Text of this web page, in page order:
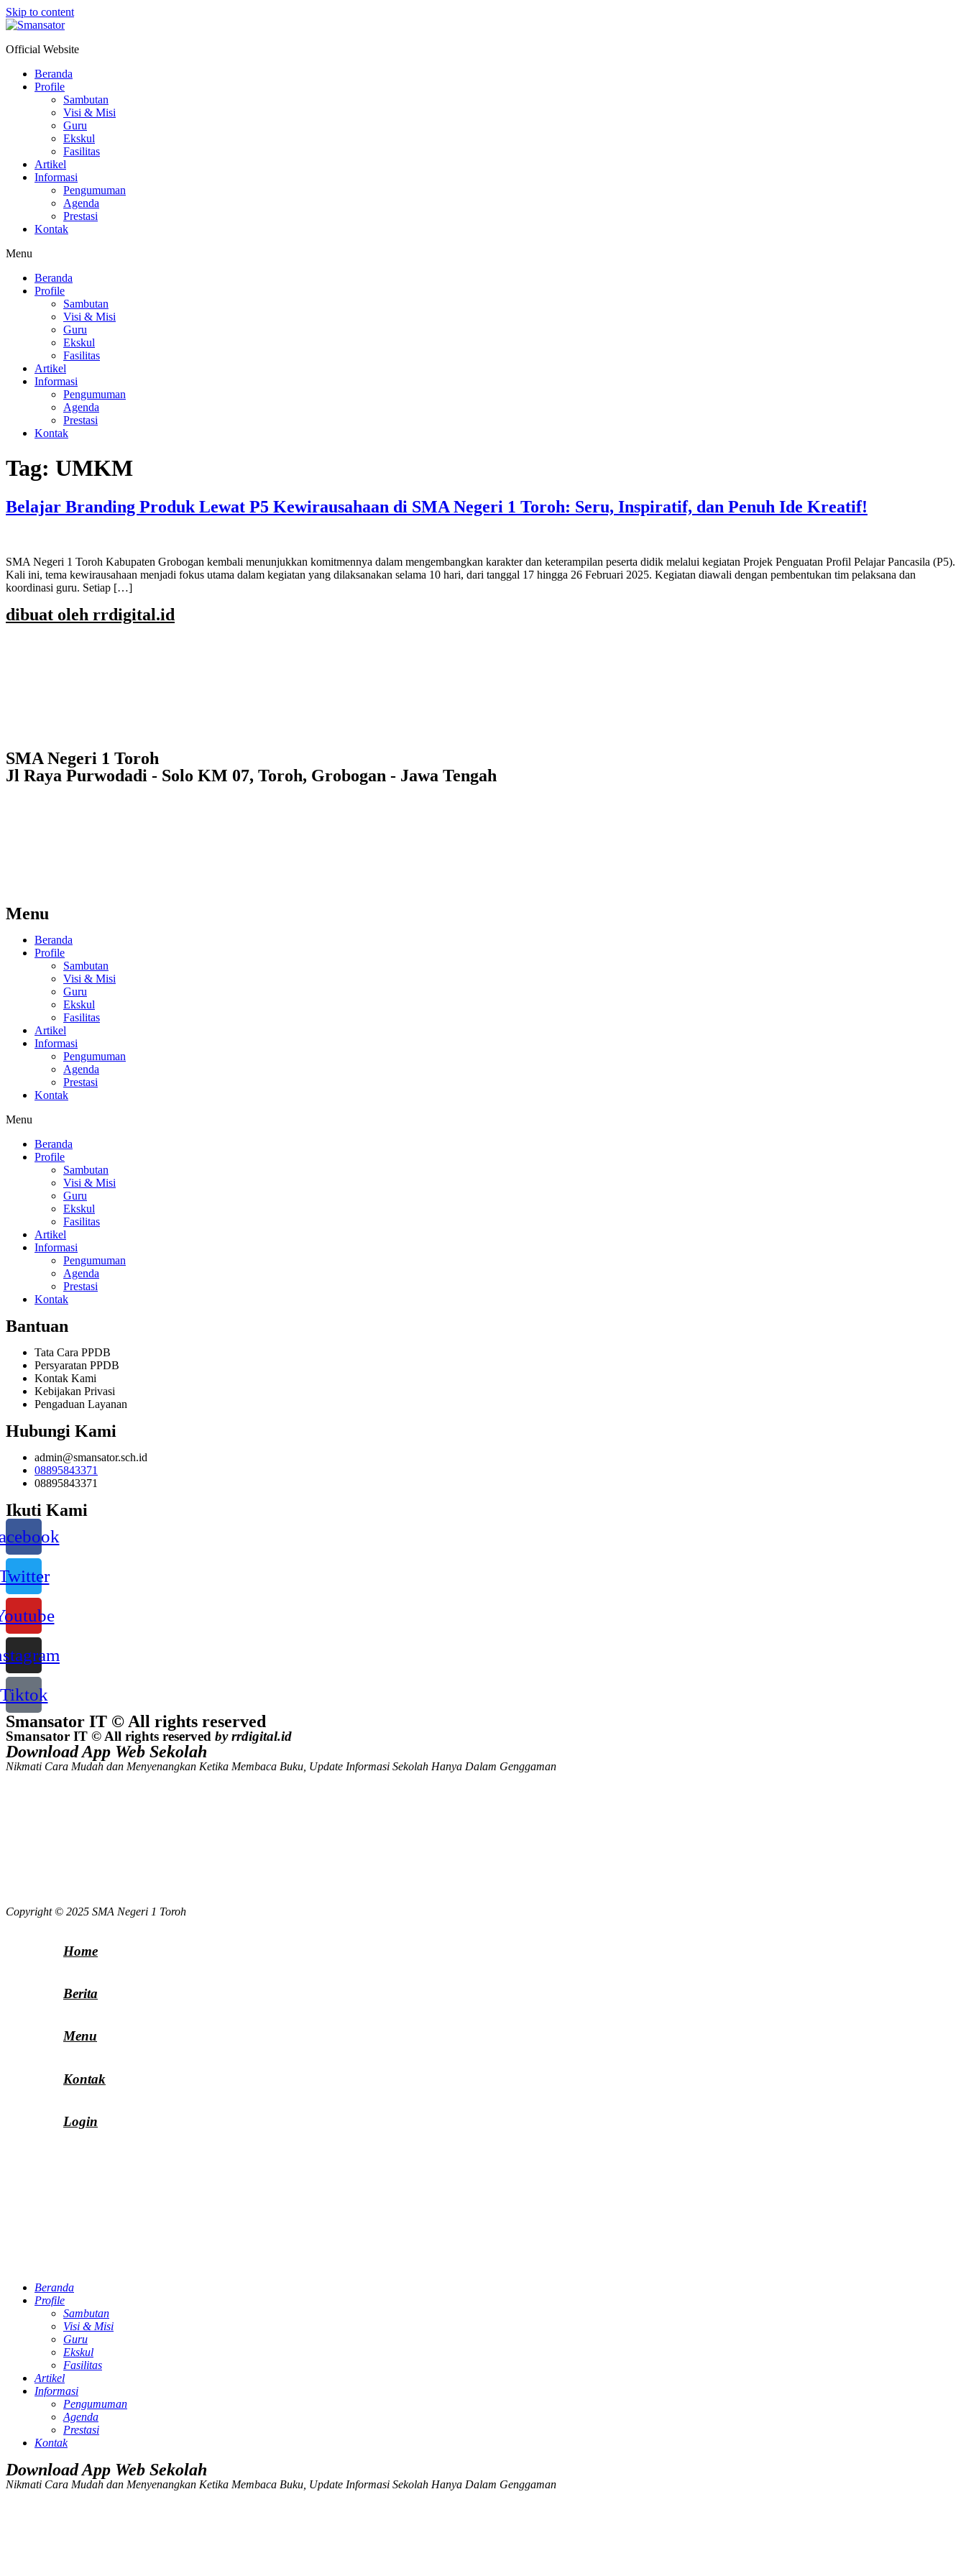
Skip to content
Official Website
Beranda
Profile
Sambutan
Visi & Misi
Guru
Ekskul
Fasilitas
Artikel
Informasi
Pengumuman
Agenda
Prestasi
Kontak
Menu
Beranda
Profile
Sambutan
Visi & Misi
Guru
Ekskul
Fasilitas
Artikel
Informasi
Pengumuman
Agenda
Prestasi
Kontak
Tag: UMKM
Belajar Branding Produk Lewat P5 Kewirausahaan di SMA Negeri 1 Toroh: Seru, Inspiratif, dan Penuh Ide Kreatif!
SMA Negeri 1 Toroh Kabupaten Grobogan kembali menunjukkan komitmennya dalam mengembangkan karakter dan keterampilan peserta didik melalui kegiatan Projek Penguatan Profil Pelajar Pancasila (P5).
Kali ini, tema kewirausahaan menjadi fokus utama dalam kegiatan yang dilaksanakan selama 10 hari, dari tanggal 17 hingga 26 Februari 2025. Kegiatan diawali dengan pembentukan tim pelaksana dan
koordinasi guru. Setiap […]
dibuat oleh rrdigital.id
SMA Negeri 1 Toroh
Jl Raya Purwodadi - Solo KM 07, Toroh, Grobogan - Jawa Tengah
Menu
Beranda
Profile
Sambutan
Visi & Misi
Guru
Ekskul
Fasilitas
Artikel
Informasi
Pengumuman
Agenda
Prestasi
Kontak
Menu
Beranda
Profile
Sambutan
Visi & Misi
Guru
Ekskul
Fasilitas
Artikel
Informasi
Pengumuman
Agenda
Prestasi
Kontak
Bantuan
Tata Cara PPDB
Persyaratan PPDB
Kontak Kami
Kebijakan Privasi
Pengaduan Layanan
Hubungi Kami
admin@smansator.sch.id
08895843371
08895843371
Ikuti Kami
Tiktok
Smansator IT © All rights reserved
Smansator IT © All rights reserved by rrdigital.id
Download App Web Sekolah
Nikmati Cara Mudah dan Menyenangkan Ketika Membaca Buku, Update Informasi Sekolah Hanya Dalam Genggaman
Copyright © 2025 SMA Negeri 1 Toroh
Home
Berita
Menu
Kontak
Login
Beranda
Profile
Sambutan
Visi & Misi
Guru
Ekskul
Fasilitas
Artikel
Informasi
Pengumuman
Agenda
Prestasi
Kontak
Download App Web Sekolah
Nikmati Cara Mudah dan Menyenangkan Ketika Membaca Buku, Update Informasi Sekolah Hanya Dalam Genggaman